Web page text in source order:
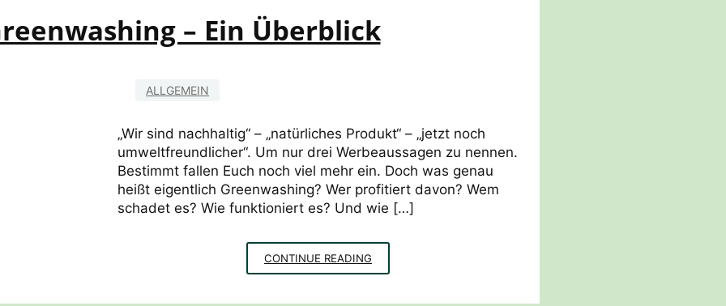
– Ein Überblick
ALLGEMEIN
„Wir sind nachhaltig“ – „natürliches Produkt“ – „jetzt noch
umweltfreundlicher“. Um nur drei Werbeaussagen zu nennen.
Bestimmt fallen Euch noch viel mehr ein. Doch was genau
heißt eigentlich Greenwashing? Wer profitiert davon? Wem
schadet es? Wie funktioniert es? Und wie […]
CONTINUE READING
–
ÜBERBLICK